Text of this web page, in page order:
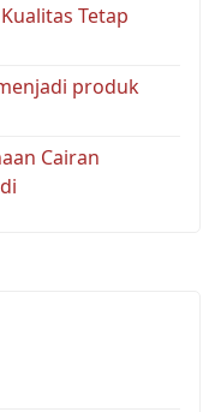
Tetap
produk
Cairan